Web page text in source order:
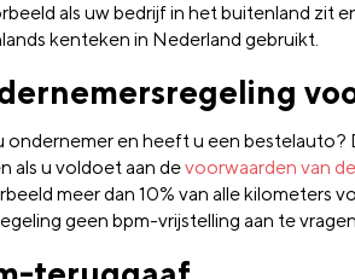
als uw bedrijf in het buitenland zit
kenteken in Nederland gebruikt.
ondernemer en heeft u een bestelauto?
als u voldoet aan devoorwaarden van
meer dan 10% van alle kilometers
geen bpm-vrijstelling aan te vragen.